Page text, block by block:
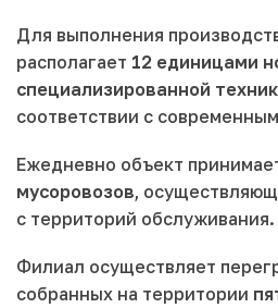
Для выполнения
располагает 12 единицами
специализированной
соответствии с
Ежедневно объект
мусоровозов,
с территорий обслуживания.
Филиал осуществляет
собранных на территории